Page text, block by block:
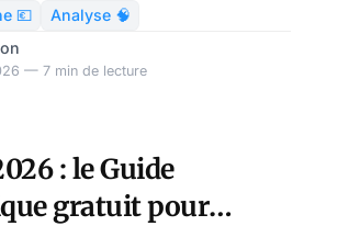
les ventes de banque
prévisions à la hausse de J.P
si j'ai déjà largement traité ces
celle d’un paradoxe
avons vu l’or, ce vieux
💶
Analyse 🧠
— 7 min de lecture
: le Guide
gratuit pour